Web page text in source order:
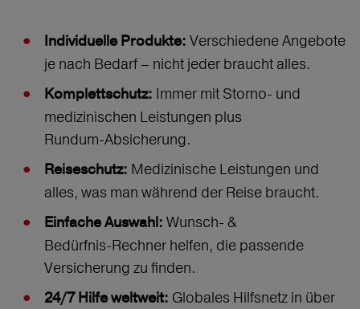
Individuelle Produkte: Verschiedene Angebote
je nach Bedarf – nicht jeder braucht alles.
Komplettschutz: Immer mit Storno‑ und
medizinischen Leistungen plus
Rundum‑Absicherung.
Reiseschutz: Medizinische Leistungen und
alles, was man während der Reise braucht.
Einfache Auswahl: Wunsch‑ &
Bedürfnis‑Rechner helfen, die passende
Versicherung zu finden.
24/7 Hilfe weltweit: Globales Hilfsnetz in über